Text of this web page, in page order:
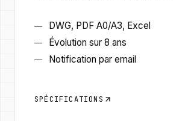
DWG, PDF A0/A3, Excel
Évolution sur 8 ans
Notification par email
SPÉCIFICATIONS